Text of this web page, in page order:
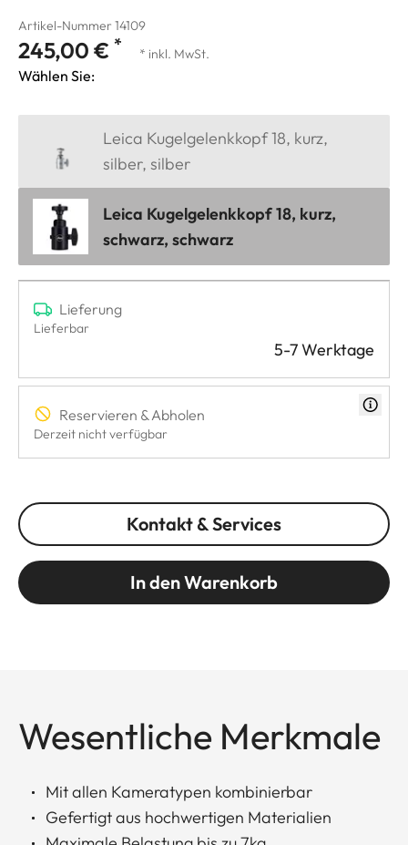
Artikel-Nummer 14109
245,00 € * * inkl. MwSt.
Wählen Sie:
Leica Kugelgelenkkopf 18, kurz,
silber, silber
Leica Kugelgelenkkopf 18, kurz,
schwarz, schwarz
Lieferung
Lieferbar
5-7 Werktage
Reservieren & Abholen
Derzeit nicht verfügbar
Kontakt & Services
In den Warenkorb
Wesentliche Merkmale
Mit allen Kameratypen kombinierbar
Gefertigt aus hochwertigen Materialien